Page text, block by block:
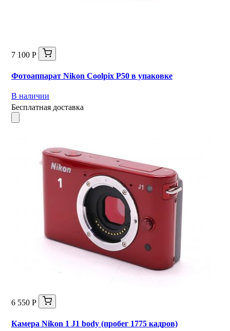
7 100 Р
Фотоаппарат Nikon Coolpix P50 в упаковке
В наличии
Бесплатная доставка
6 550 Р
Камера Nikon 1 J1 body (пробег 1775 кадров)